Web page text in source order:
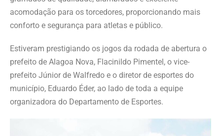
acomodação para os torcedores, proporcionando mais
conforto e segurança para atletas e público.
Estiveram prestigiando os jogos da rodada de abertura o
prefeito de Alagoa Nova, Flacinildo Pimentel, o vice-
prefeito Júnior de Walfredo e o diretor de esportes do
município, Eduardo Éder, ao lado de toda a equipe
organizadora do Departamento de Esportes.